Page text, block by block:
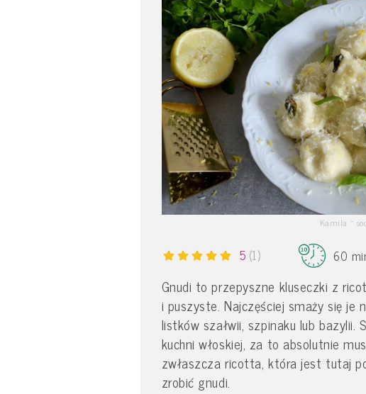
Kamila ~
5 (1) 60
Gnudi to przepyszne kluseczki z
i puszyste. Najczęściej smaży się je
listków szałwii, szpinaku lub bazylii.
kuchni włoskiej, za to absolutnie
zwłaszcza ricotta, która jest tutaj
zrobić gnudi.